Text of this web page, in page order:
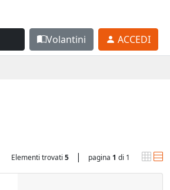
Volantini ACCEDI
Elementi trovati 5 | pagina 1 di 1